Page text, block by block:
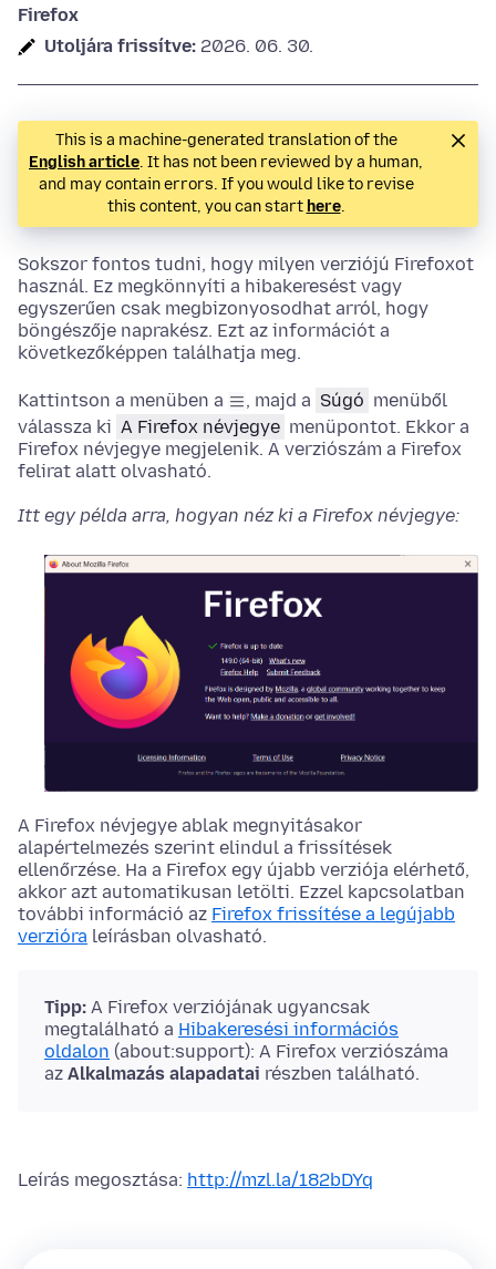
Firefox
Utoljára frissítve: 2026. 06. 30.
This is a machine-generated translation of the
English article. It has not been reviewed by a human,
and may contain errors. If you would like to revise
this content, you can start here.
Sokszor fontos tudni, hogy milyen verziójú Firefoxot
használ. Ez megkönnyíti a hibakeresést vagy
egyszerűen csak megbizonyosodhat arról, hogy
böngészője naprakész. Ezt az információt a
következőképpen találhatja meg.
Kattintson a menüben a , majd a Súgó menüből
válassza ki A Firefox névjegye menüpontot. Ekkor a
Firefox névjegye megjelenik. A verziószám a Firefox
felirat alatt olvasható.
Itt egy példa arra, hogyan néz ki a Firefox névjegye:
A Firefox névjegye ablak megnyitásakor
alapértelmezés szerint elindul a frissítések
ellenőrzése. Ha a Firefox egy újabb verziója elérhető,
akkor azt automatikusan letölti. Ezzel kapcsolatban
további információ az Firefox frissítése a legújabb
verzióra leírásban olvasható.
Tipp: A Firefox verziójának ugyancsak
megtalálható a Hibakeresési információs
oldalon (about:support): A Firefox verziószáma
az Alkalmazás alapadatai részben található.
Leírás megosztása: http://mzl.la/182bDYq